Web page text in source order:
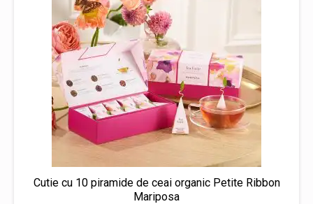
Cutie cu 10 piramide de ceai organic Petite Ribbon
Mariposa